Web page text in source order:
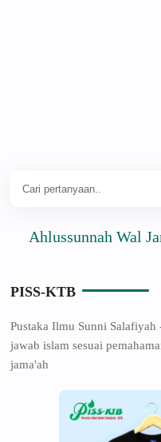
Wal
PISS-KTB
Pustaka Ilmu Sunni
jawab islam sesuai
jama'ah